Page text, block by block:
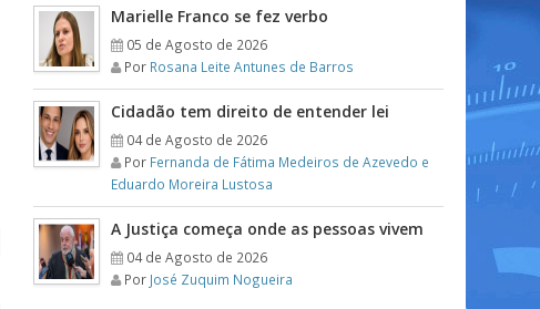
Marielle Franco se fez verbo
05 de Agosto de 2026
Por Rosana Leite Antunes de Barros
Cidadão tem direito de entender lei
04 de Agosto de 2026
Por Fernanda de Fátima Medeiros de Azevedo e
Eduardo Moreira Lustosa
A Justiça começa onde as pessoas vivem
04 de Agosto de 2026
Por José Zuquim Nogueira